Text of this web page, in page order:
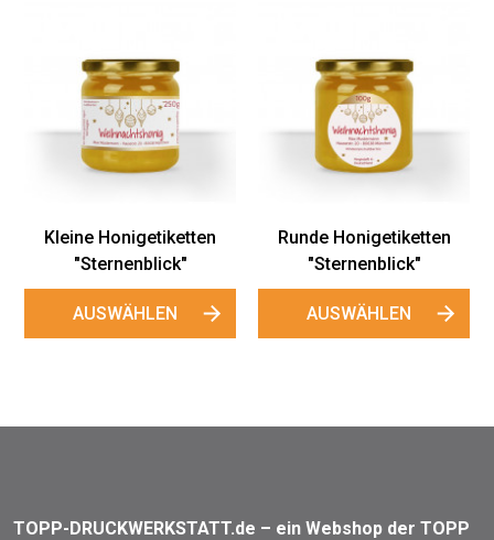
Kleine Honigetiketten
"Sternenblick"
AUSWÄHLEN
Runde Honigetiketten
"Sternenblick"
AUSWÄHLEN
TOPP-DRUCKWERKSTATT.de – ein Webshop der TOPP